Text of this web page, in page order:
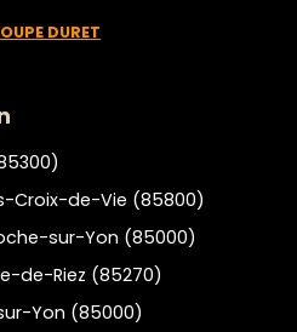
DURET
Croix-de-Vie (85800)
sur-Yon (85000)
de-Riez (85270)
Yon (85000)